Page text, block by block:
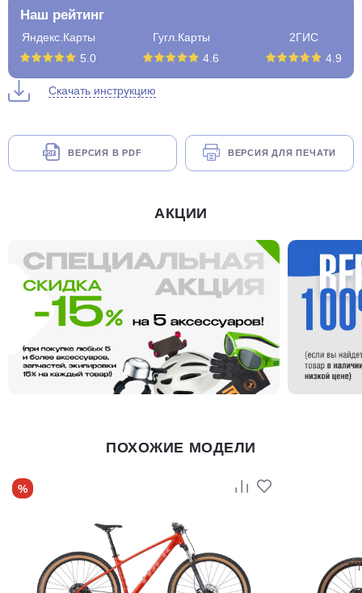
Наш рейтинг
Яндекс.Карты
5.0
Гугл.Карты
4.6
2ГИС
4.9
Скачать инструкцию
ВЕРСИЯ В PDF ВЕРСИЯ ДЛЯ ПЕЧАТИ
АКЦИИ
ПОХОЖИЕ МОДЕЛИ
%